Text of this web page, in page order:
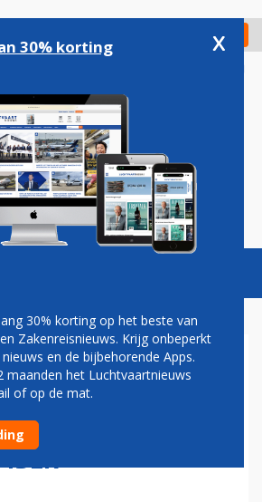
Check in
Podcasts Vacatures
OOK
30% korting x
30% korting op het beste van
Zakenreisnieuws. Krijg onbeperkt
en de bijbehorende Apps.
maanden het Luchtvaartnieuws
of op de mat.